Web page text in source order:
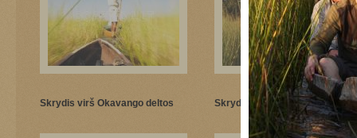
Skrydis virš Okavango deltos Skrydis virš Okavango deltos